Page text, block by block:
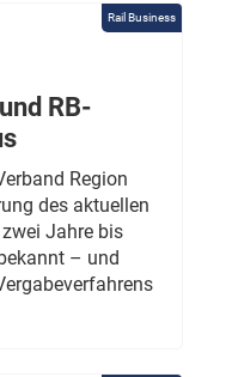
Rail Business
RB-
Region
des aktuellen
Jahre bis
– und